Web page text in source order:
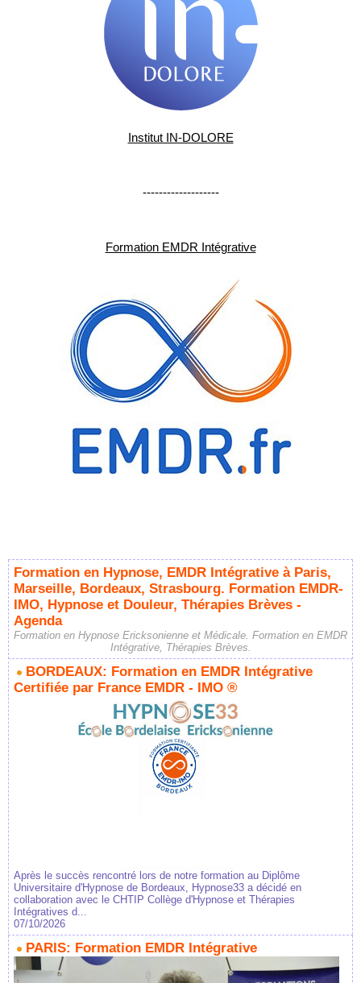
Institut IN-DOLORE
-------------------
Formation EMDR Intégrative
Formation en Hypnose, EMDR Intégrative à Paris,
Marseille, Bordeaux, Strasbourg. Formation EMDR-
IMO, Hypnose et Douleur, Thérapies Brèves -
Agenda
Formation en Hypnose Ericksonienne et Médicale. Formation en EMDR
Intégrative, Thérapies Brèves.
BORDEAUX: Formation en EMDR Intégrative
Certifiée par France EMDR - IMO ®
Après le succès rencontré lors de notre formation au Diplôme
Universitaire d'Hypnose de Bordeaux, Hypnose33 a décidé en
collaboration avec le CHTIP Collège d'Hypnose et Thérapies
Intégratives d...
07/10/2026
PARIS: Formation EMDR Intégrative